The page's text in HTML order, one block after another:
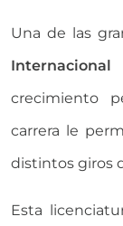
Una de las
Internacional
crecimiento
carrera le
distintos giros
Esta